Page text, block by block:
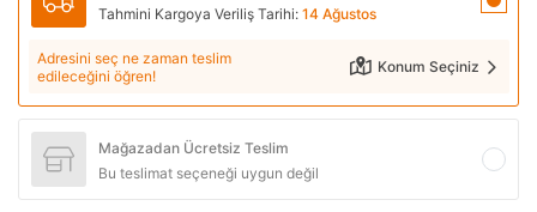
Tahmini Kargoya Veriliş Tarihi: 14 Ağustos
Adresini seç ne zaman teslim
edileceğini öğren!
Konum Seçiniz
Mağazadan Ücretsiz Teslim
Bu teslimat seçeneği uygun değil